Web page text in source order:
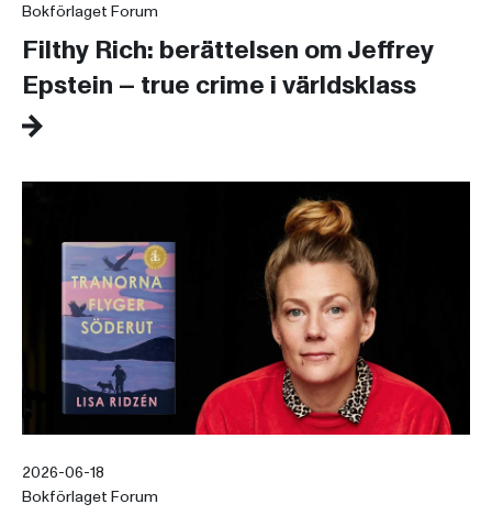
Bokförlaget Forum
Filthy Rich: berättelsen om Jeffrey
Epstein – true crime i världsklass
2026-06-18
Bokförlaget Forum